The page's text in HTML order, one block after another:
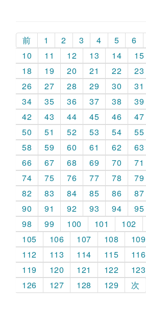
前 1 2 3 4 5 6
10
11 12 13 14 15
18
19 20 21 22 23
26
27 28 29 30 31
34
35 36 37 38 39
42
43 44 45 46 47
50
51 52 53 54 55
58
59 60 61 62 63
66
67 68 69 70 71
74
75 76 77 78 79
82
83 84 85 86 87
90
91 92 93 94 95
98
99 100 101 102
105
106 107 108 109
112
113 114 115 116
119
120 121 122 123
126
127 128 129 次